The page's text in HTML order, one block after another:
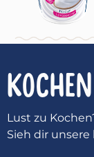
Lust zu
Sieh dir